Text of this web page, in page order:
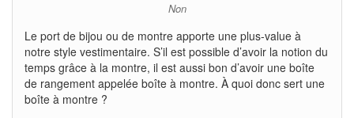
Non
Le port de bijou ou de montre apporte une plus-value à
notre style vestimentaire. S’il est possible d’avoir la notion du
temps grâce à la montre, il est aussi bon d’avoir une boîte
de rangement appelée boîte à montre. À quoi donc sert une
boîte à montre ?